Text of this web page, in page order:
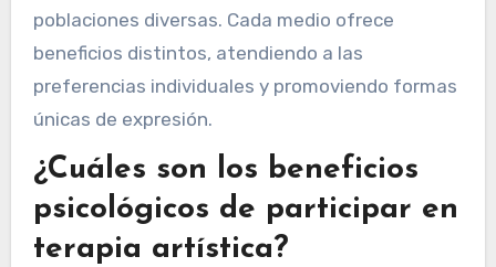
poblaciones diversas. Cada medio ofrece
beneficios distintos, atendiendo a las
preferencias individuales y promoviendo formas
únicas de expresión.
¿Cuáles son los beneficios
psicológicos de participar en
terapia artística?